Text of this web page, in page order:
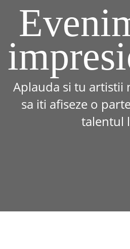
Aplauda si tu artistii
sa iti afiseze o
talentul